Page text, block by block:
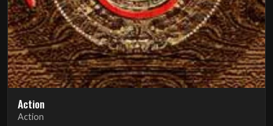
Action
Action